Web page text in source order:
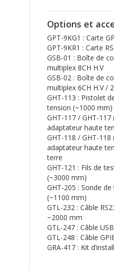
Options et
GPT-9KG1 : Carte
GPT-9KR1 : Carte
GSB-01 : Boîte de
multiplex 8CH H.V
GSB-02 : Boîte de
multiplex 6CH H.V /
GHT-113 : Pistolet
tension (~1000 mm)
GHT-117 / GHT-117
adaptateur haute
GHT-118 / GHT-118
adaptateur haute
terre
GHT-121 : Fils de
(~3000 mm)
GHT-205 : Sonde
(~1100 mm)
GTL-232 : Câble
~2000 mm
GTL-247 : Câble
GTL-248 : Câble
GRA-417 : Kit